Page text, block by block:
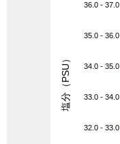
36.0 - 37.0
35.0 - 36.0
34.0 - 35.0
33.0 - 34.0
32.0 - 33.0
塩分（PSU）